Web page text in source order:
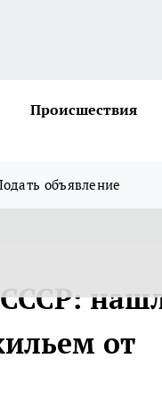
Происшествия
объявление
СССР:
от